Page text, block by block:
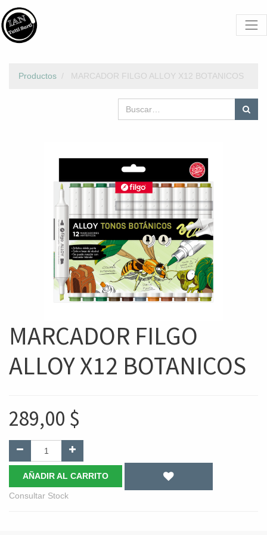
Productos MARCADOR FILGO ALLOY X12 BOTANICOS
MARCADOR FILGO
ALLOY X12 BOTANICOS
289,00 $
AÑADIR AL CARRITO
Consultar Stock